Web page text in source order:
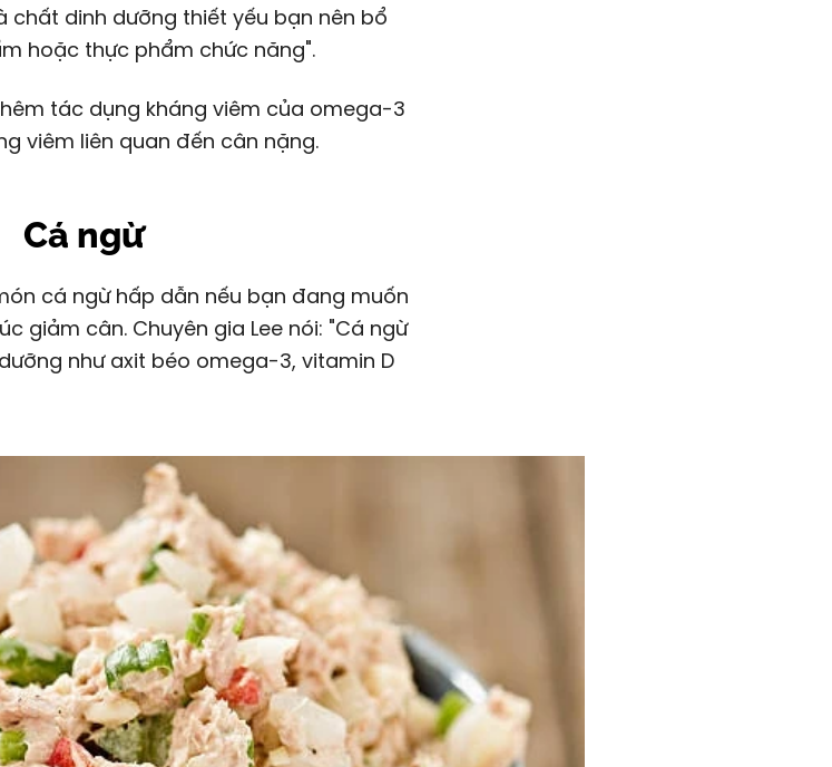
chất dinh dưỡng thiết yếu bạn nên bổ
hoặc thực phẩm chức năng".
tác dụng kháng viêm của omega-3
viêm liên quan đến cân nặng.
Cá ngừ
giảm cân. Chuyên gia Lee nói: "Cá ngừ
như axit béo omega-3, vitamin D